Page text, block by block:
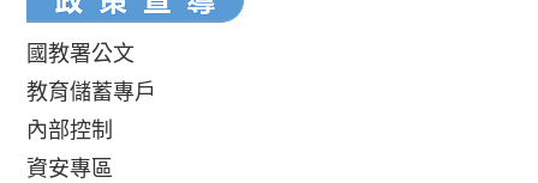
國教署公文
教育儲蓄專戶
內部控制
資安專區